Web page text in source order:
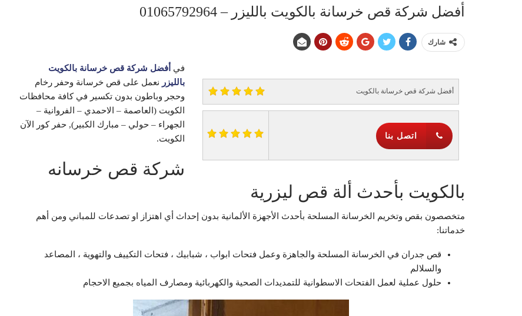
أفضل شركة قص خرسانة بالكويت بالليزر – 01065792964
شارك
أفضل شركة قص خرسانة بالكويت
اتصل بنا
في أفضل شركة قص خرسانة بالكويت
بالليزر نعمل على قص خرسانة وحفر رخام
وحجر وباطون بدون تكسير في كافة محافظات
الكويت (العاصمة – الاحمدي – الفروانية –
الجهراء – حولي – مبارك الكبير), حفر كور الآن
الكويت.
شركة قص خرسانه
بالكويت بأحدث ألة قص ليزرية
متخصصون بقص وتخريم الخرسانة المسلحة بأحدث الأجهزة الألمانية بدون إحداث أي اهتزاز او تصدعات للمباني ومن أهم
خدماتنا:
قص جدران في الخرسانة المسلحة والجاهزة وعمل فتحات ابواب ، شبابيك ، فتحات التكييف والتهوية ، المصاعد
والسلالم
حلول عملية لعمل الفتحات الاسطوانية للتمديدات الصحية والكهربائية ومصارف المياه بجميع الاحجام